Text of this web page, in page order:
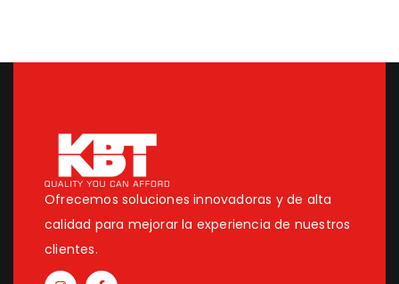
Ofrecemos soluciones innovadoras y de alta
calidad para mejorar la experiencia de nuestros
clientes.